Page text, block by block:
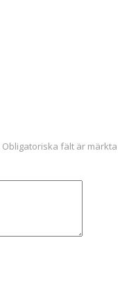
Obligatoriska fält är märkta